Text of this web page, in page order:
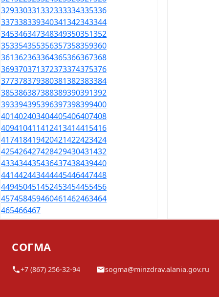
329330331332333334335336
337338339340341342343344
345346347348349350351352
353354355356357358359360
361362363364365366367368
369370371372373374375376
377378379380381382383384
385386387388389390391392
393394395396397398399400
401402403404405406407408
409410411412413414415416
417418419420421422423424
425426427428429430431432
433434435436437438439440
441442443444445446447448
449450451452453454455456
457458459460461462463464
465466467
СОГМА
+7 (867) 256-32-94 sogma@minzdrav.alania.gov.ru